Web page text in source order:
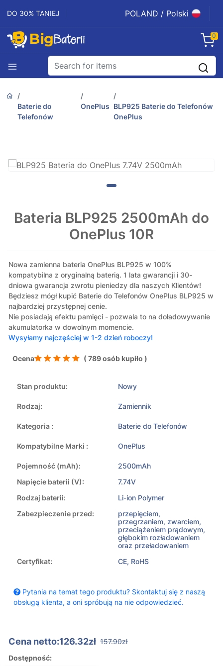
DO 30% TANIEJ POLAND / Polski
0
Baterie do
Telefonów
OnePlus BLP925 Baterie do Telefonów
OnePlus
Bateria BLP925 2500mAh do
OnePlus 10R
Nowa zamienna bateria OnePlus BLP925 w 100%
kompatybilna z oryginalną baterią. 1 lata gwarancji i 30-
dniowa gwarancja zwrotu pieniedzy dla naszych Klientów!
Będziesz mógł kupić Baterie do Telefonów OnePlus BLP925 w
najbardziej przystępnej cenie.
Nie posiadają efektu pamięci - pozwala to na doładowywanie
akumulatorka w dowolnym momencie.
Wysyłamy najczęściej w 1-2 dzień roboczy!
Ocena ( 789 osób kupiło )
Stan produktu: Nowy
Rodzaj: Zamiennik
Kategoria : Baterie do Telefonów
Kompatybilne Marki : OnePlus
Pojemność (mAh):
2500mAh
Napięcie baterii (V):
7.74V
Rodzaj baterii:
Li-ion Polymer
Zabezpieczenie przed:
przepięciem,
przegrzaniem, zwarciem,
przeciążeniem prądowym,
głębokim rozładowaniem
oraz przeładowaniem
Certyfikat:
CE, RoHS
Pytania na temat tego produktu? Skontaktuj się z naszą
obsługą klienta, a oni spróbują na nie odpowiedzieć.
Cena netto:126.32zł 157.90zł
Dostępność: